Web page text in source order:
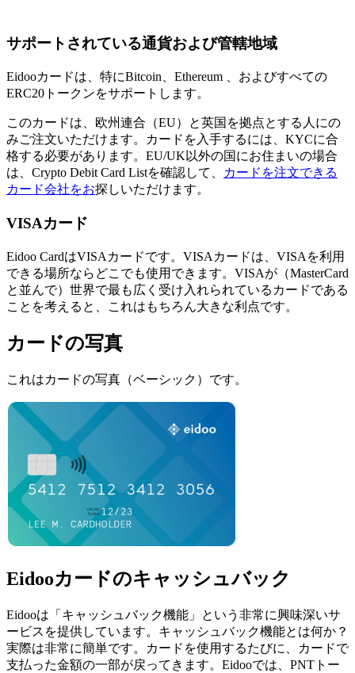
サポートされている通貨および管轄地域
Eidooカードは、特にBitcoin、Ethereum 、およびすべての
ERC20トークンをサポートします。
このカードは、欧州連合（EU）と英国を拠点とする人にの
みご注文いただけます。カードを入手するには、KYCに合
格する必要があります。EU/UK以外の国にお住まいの場合
は、Crypto Debit Card Listを確認して、
カードを注文できる
カード会社をお探しいただけます。
VISAカード
Eidoo CardはVISAカードです。VISAカードは、VISAを利用
できる場所ならどこでも使用できます。VISAが（MasterCard
と並んで）世界で最も広く受け入れられているカードである
ことを考えると、これはもちろん大きな利点です。
カードの写真
これはカードの写真（ベーシック）です。
Eidooカードのキャッシュバック
Eidooは「キャッシュバック機能」という非常に興味深いサ
ービスを提供しています。キャッシュバック機能とは何か？
実際は非常に簡単です。カードを使用するたびに、カードで
支払った金額の一部が戻ってきます。Eidooでは、PNTトー